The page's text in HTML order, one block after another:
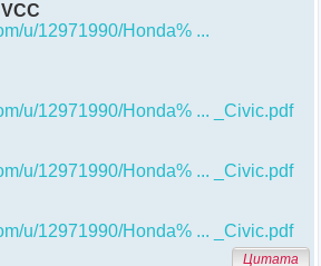
u/12971990/Honda% ...
u/12971990/Honda% ... _Civic.pdf
u/12971990/Honda% ... _Civic.pdf
u/12971990/Honda% ... _Civic.pdf
Цитата